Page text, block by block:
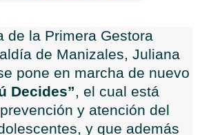
de la Primera Gestora
de Manizales, Juliana
pone en marcha de nuevo
Decides”, el cual está
y atención del
y que además